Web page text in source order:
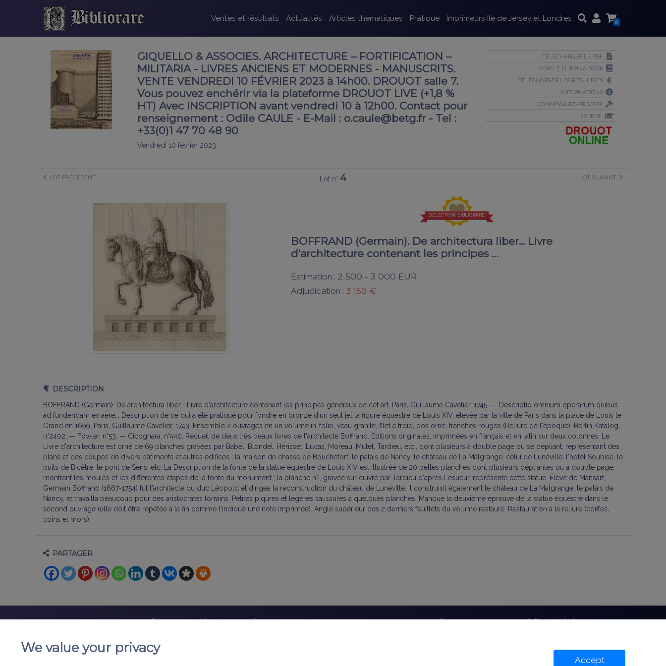
Ventes et résultats Actualités Articles thématiques Pratique Imprimeurs Ile de Jersey et Londres 0
GIQUELLO & ASSOCIES. ARCHITECTURE – FORTIFICATION –
MILITARIA - LIVRES ANCIENS ET MODERNES - MANUSCRITS.
VENTE VENDREDI 10 FÉVRIER 2023 à 14h00. DROUOT salle 7.
Vous pouvez enchérir via la plateforme DROUOT LIVE (+1,8 %
HT) Avec INSCRIPTION avant vendredi 10 à 12h00. Contact pour
renseignement : Odile CAULE - E-Mail : o.caule@betg.fr - Tel :
+33(0)1 47 70 48 90
Vendredi 10 février 2023
TÉLÉCHARGER LE PDF
VOIR LE FLIPPING BOOK
TÉLÉCHARGER LES RÉSULTATS
INFORMATIONS
COMMISSAIRE-PRISEUR
EXPERT
LOT PRÉCÉDENT Lot n° 4 LOT SUIVANT
SÉLECTION BIBLIORARE
BOFFRAND (Germain). De architectura liber... Livre
d'architecture contenant les principes …
Estimation : 2 500 - 3 000 EUR
Adjudication : 3 159 €
DESCRIPTION
BOFFRAND (Germain). De architectura liber... Livre d'architecture contenant les principes généraux de cet art. Paris, Guillaume Cavelier, 1745. — Descriptio omnium operarum quibus
ad fundendam ex aere... Description de ce qui a été pratiqué pour fondre en bronze d'un seul jet la figure équestre de Louis XIV, élevée par la ville de Paris dans la place de Louis le
Grand en 1699. Paris, Guillaume Cavelier, 1743. Ensemble 2 ouvrages en un volume in-folio, veau granité, filet à froid, dos orné, tranches rouges (Reliure de l'époque). Berlin Katalog,
n°2402. — Fowler, n°53. — Cicognara, n°440. Recueil de deux très beaux livres de l'architecte Boffrand. Éditions originales, imprimées en français et en latin sur deux colonnes. Le
Livre d'architecture est orné de 69 planches gravées par Babel, Blondel, Hérisset, Lucas, Moreau, Mutel, Tardieu, etc., dont plusieurs à double page ou se dépliant, représentant des
plans et des coupes de divers bâtiments et autres édifices : la maison de chasse de Bouchefort, le palais de Nancy, le château de La Malgrange, celui de Lunéville, l'hôtel Soubise, le
puits de Bicêtre, le pont de Sens, etc. La Description de la fonte de la statue équestre de Louis XIV est illustrée de 20 belles planches dont plusieurs dépliantes ou à double page,
montrant les moules et les différentes étapes de la fonte du monument ; la planche n°I, gravée sur cuivre par Tardieu d'après Lesueur, représente cette statue. Élève de Mansart,
Germain Boffrand (1667-1754) fut l'architecte du duc Léopold et dirigea la reconstruction du château de Lunéville. Il construisit également le château de La Malgrange, le palais de
Nancy, et travailla beaucoup pour des aristocrates lorrains. Petites piqûres et légères salissures à quelques planches. Manque la deuxième épreuve de la statue équestre dans le
second ouvrage (elle doit être répétée à la fin comme l'indique une note imprimée). Angle supérieur des 2 derniers feuillets du volume restauré. Restauration à la reliure (coiffes,
coins et mors).
PARTAGER
Suivez-nous sur les réseaux sociaux Abonnez-vous à notre newsletter gratuite !
We value your privacy
Accept